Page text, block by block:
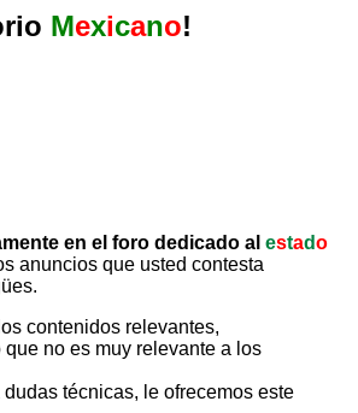
Mexicano!
en el foro dedicado al estado
anuncios que usted contesta
contenidos relevantes,
no es muy relevante a los
dudas técnicas, le ofrecemos este